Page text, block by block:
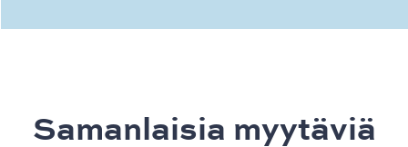
Samanlaisia ​​myytäviä